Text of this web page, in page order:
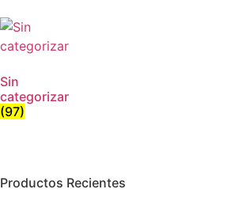
Sin
categorizar
(97)
Productos Recientes